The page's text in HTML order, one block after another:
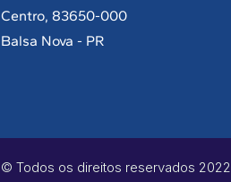
Centro, 83650-000
Balsa Nova - PR
© Todos os direitos reservados 2022